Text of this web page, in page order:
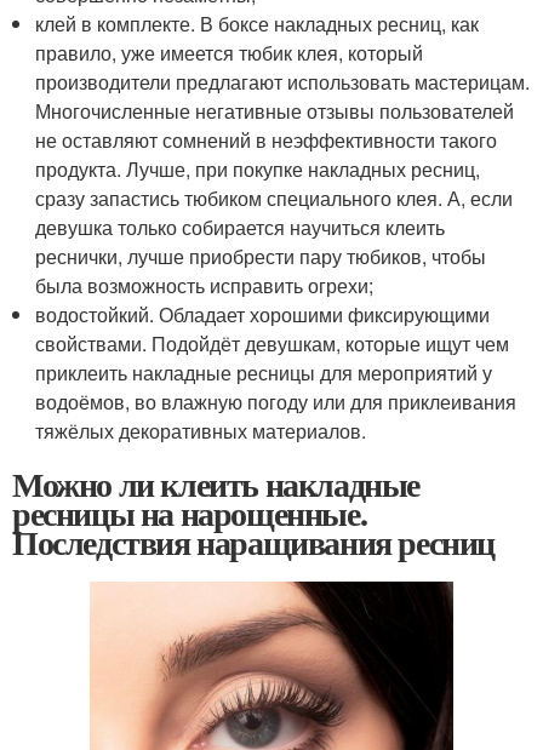
клей в комплекте. В боксе накладных ресниц, как
правило, уже имеется тюбик клея, который
производители предлагают использовать мастерицам.
Многочисленные негативные отзывы пользователей
не оставляют сомнений в неэффективности такого
продукта. Лучше, при покупке накладных ресниц,
сразу запастись тюбиком специального клея. А, если
девушка только собирается научиться клеить
реснички, лучше приобрести пару тюбиков, чтобы
была возможность исправить огрехи;
водостойкий. Обладает хорошими фиксирующими
свойствами. Подойдёт девушкам, которые ищут чем
приклеить накладные ресницы для мероприятий у
водоёмов, во влажную погоду или для приклеивания
тяжёлых декоративных материалов.
Можно ли клеить накладные
ресницы на нарощенные.
Последствия наращивания ресниц